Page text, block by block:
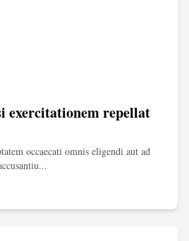
exercitationem repellat
occaecati omnis eligendi aut ad